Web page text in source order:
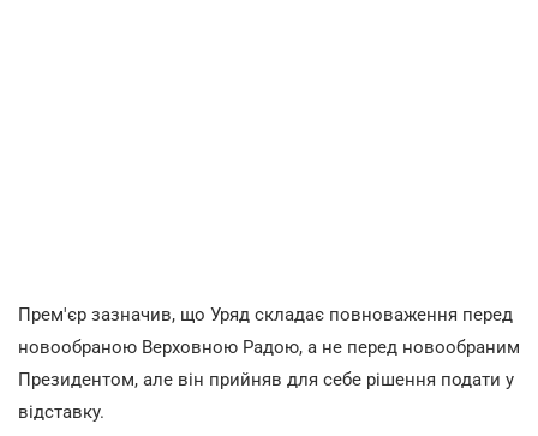
Прем'єр зазначив, що Уряд складає повноваження перед
новообраною Верховною Радою, а не перед новообраним
Президентом, але він прийняв для себе рішення подати у
відставку.